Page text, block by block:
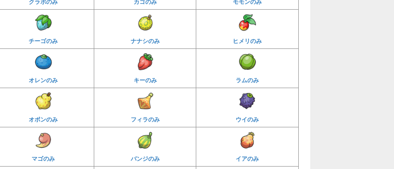
チーゴのみ ナナシのみ ヒメリのみ
オレンのみ キーのみ ラムのみ
オボンのみ フィラのみ ウイのみ
マゴのみ バンジのみ イアのみ